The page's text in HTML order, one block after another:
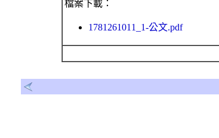
檔案下載：
1781261011_1-公文.pdf